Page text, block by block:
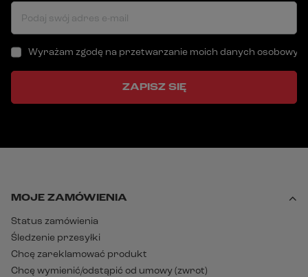
Podaj swój adres e-mail
Wyrażam zgodę na przetwarzanie moich danych
ZAPISZ SIĘ
MOJE ZAMÓWIENIA
Status zamówienia
Śledzenie przesyłki
Chcę zareklamować produkt
Chcę wymienić/odstąpić od umowy (zwrot)